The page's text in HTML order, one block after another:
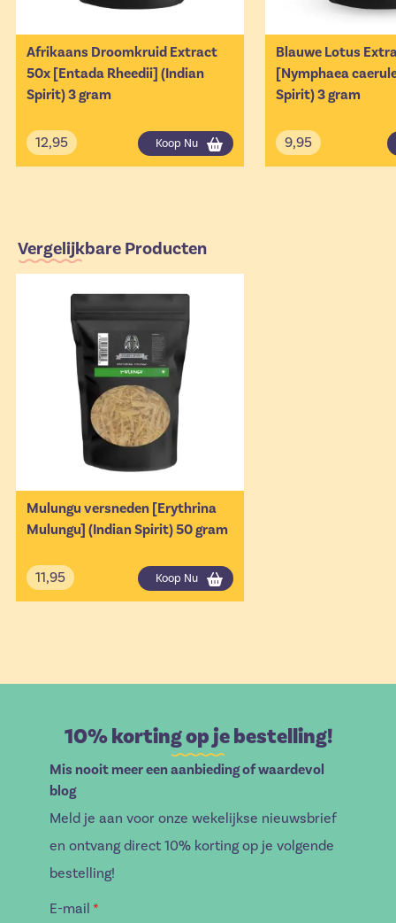
Afrikaans Droomkruid Extract
50x [Entada Rheedii] (Indian
Spirit) 3 gram
12,95 Koop Nu
Blauwe Lotus
[Nymphaea
Spirit) 3 gram
9,95
Vergelijkbare Producten
Mulungu versneden [Erythrina
Mulungu] (Indian Spirit) 50 gram
11,95 Koop Nu
10% korting op je bestelling!
Mis nooit meer een aanbieding of waardevol
blog
Meld je aan voor onze wekelijkse nieuwsbrief
en ontvang direct 10% korting op je volgende
bestelling!
E-mail *